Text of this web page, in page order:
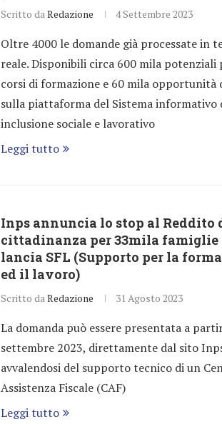
Scritto daRedazione 4 Settembre 2023
Oltre 4000 le domande già processate in
reale. Disponibili circa 600 mila potenziali
corsi di formazione e 60 mila opportunità
sulla piattaforma del Sistema informativo
inclusione sociale e lavorativo
Leggi tutto
Inps annuncia lo stop al Reddito
cittadinanza per 33mila famiglie
lancia SFL (Supporto per la
ed il lavoro)
Scritto daRedazione 31 Agosto 2023
La domanda può essere presentata a
settembre 2023, direttamente dal sito
avvalendosi del supporto tecnico di un
Assistenza Fiscale (CAF)
Leggi tutto